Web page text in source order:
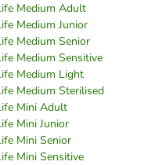
Medium Adult
Medium Junior
Medium Senior
Medium Sensitive
Medium Light
Medium Sterilised
Mini Adult
Mini Junior
Mini Senior
Mini Sensitive